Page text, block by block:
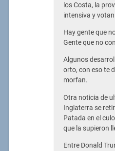
los Costa, la
intensiva y
Hay gente que
Gente que no
Algunos
orto, con eso te
morfan.
Otra noticia de
Inglaterra se
Patada en el
que la supieron
Entre Donald